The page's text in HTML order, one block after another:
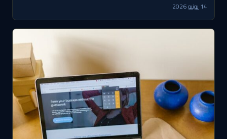
14 يونيو 2026